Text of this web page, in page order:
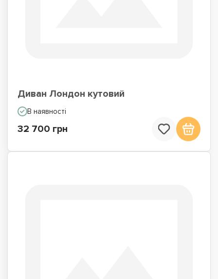
Диван Лондон кутовий
В наявності
32 700 грн